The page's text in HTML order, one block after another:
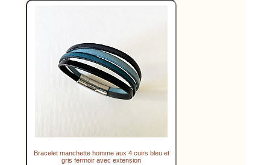
Bracelet manchette homme aux 4 cuirs bleu et
gris fermoir avec extension